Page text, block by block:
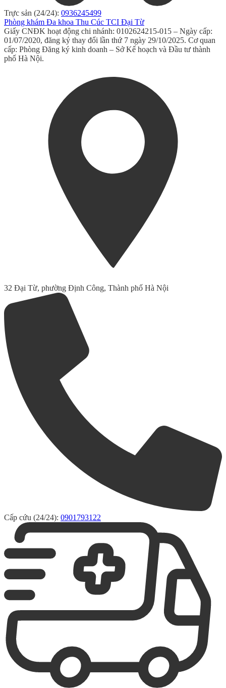
Trực sản (24/24): 0936245499
Phòng khám Đa khoa Thu Cúc TCI Đại Từ
Giấy CNĐK hoạt động chi nhánh: 0102624215-015 – Ngày cấp:
01/07/2020, đăng ký thay đổi lần thứ 7 ngày 29/10/2025. Cơ quan
cấp: Phòng Đăng ký kinh doanh – Sở Kế hoạch và Đầu tư thành
phố Hà Nội.
32 Đại Từ, phường Định Công, Thành phố Hà Nội
Cấp cứu (24/24): 0901793122